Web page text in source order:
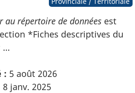
au répertoire de données est
*Fiches descriptives du
…
: 5 août 2026
8 janv. 2025